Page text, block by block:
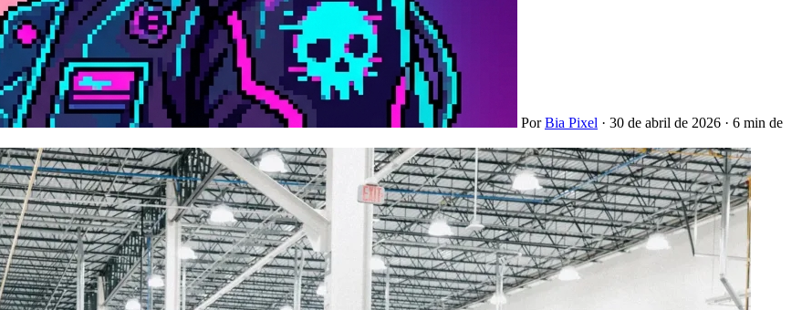
PorBia Pixel · 30 de abril de 2026 · 6 min de